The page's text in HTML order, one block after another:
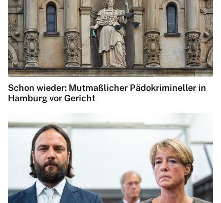
Schon wieder: Mutmaßlicher Pädokrimineller in
Hamburg vor Gericht